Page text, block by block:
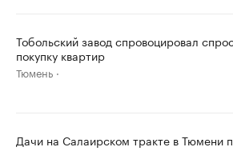
Тобольский завод спровоцировал
покупку квартир
Тюмень
Дачи на Салаирском тракте в Тюмени